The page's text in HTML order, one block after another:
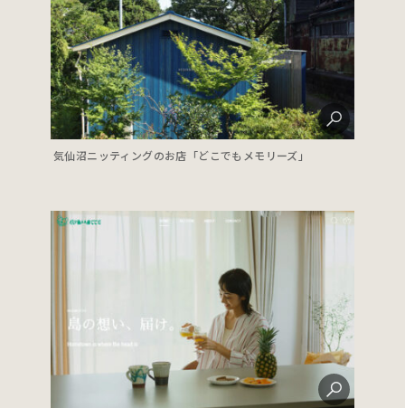
気仙沼ニッティングのお店「どこでもメモリーズ」